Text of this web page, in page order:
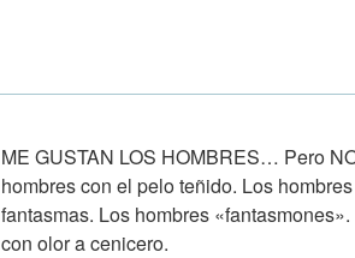
ME GUSTAN LOS HOMBRES… Pero
hombres con el pelo teñido. Los
fantasmas. Los hombres
con olor a cenicero.